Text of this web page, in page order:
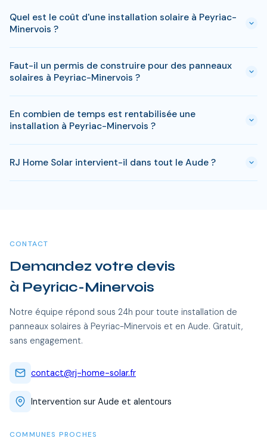
Quel est le coût d'une installation solaire à Peyriac-
Minervois ?
à 9 kWc). Après les aides disponibles en Aude
(MaPrimeRénov', prime autoconsommation, TVA réduite), le
reste à charge peut descendre sous 4 000 € pour une
installation standard de 3 kWc.
Faut-il un permis de construire pour des panneaux
solaires à Peyriac-Minervois ?
à Peyriac-Minervois. Si votre bien est classé ou en zone
protégée en Aude, des règles spécifiques peuvent
s'appliquer. RJ Home Solar gère toutes ces démarches sans
surcoût.
En combien de temps est rentabilisée une
installation à Peyriac-Minervois ?
entre 7-9 ans selon votre consommation. Les aides
disponibles en Aude permettent de reduire significativement
RJ Home Solar intervient-il dans tout le Aude ?
CONTACT
Demandez votre devis
à Peyriac-Minervois
Notre équipe répond sous 24h pour toute installation de
panneaux solaires à Peyriac-Minervois et en Aude. Gratuit,
sans engagement.
contact@rj-home-solar.fr
Intervention sur Aude et alentours
COMMUNES PROCHES